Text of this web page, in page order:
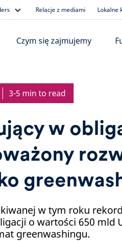
Relacje z mediami Lokalne
Czym się zajmujemy
3-5 min to read
w
w tym roku
o wartości 650 mld
greenwashingu.